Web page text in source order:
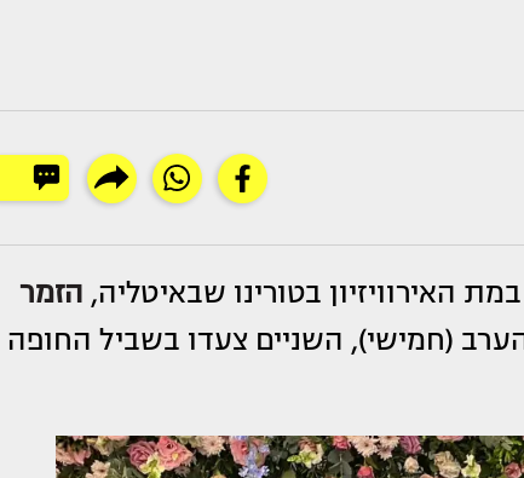
האירוויזיון בטורינו שבאיטליה, הזמר
(חמישי), השניים צעדו בשביל החופה